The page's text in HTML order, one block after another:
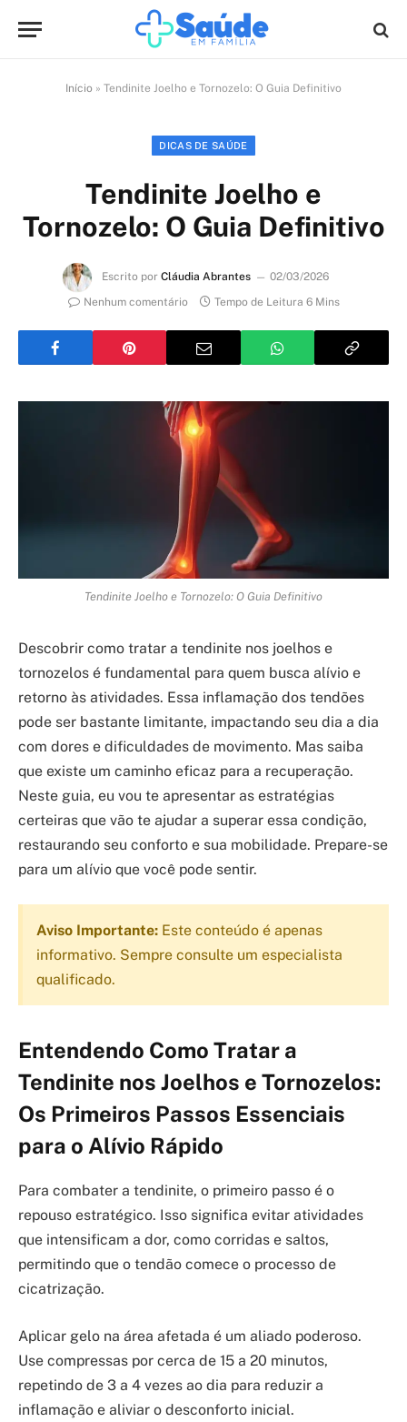
Início » Tendinite Joelho e Tornozelo: O Guia Definitivo
DICAS DE SAÚDE
Tendinite Joelho e
Tornozelo: O Guia Definitivo
Escrito por Cláudia Abrantes
02/03/2026
Nenhum comentário
Tempo de Leitura 6 Mins
Tendinite Joelho e Tornozelo: O Guia Definitivo
Descobrir como tratar a tendinite nos joelhos e
tornozelos é fundamental para quem busca alívio e
retorno às atividades. Essa inflamação dos tendões
pode ser bastante limitante, impactando seu dia a dia
com dores e dificuldades de movimento. Mas saiba
que existe um caminho eficaz para a recuperação.
Neste guia, eu vou te apresentar as estratégias
certeiras que vão te ajudar a superar essa condição,
restaurando seu conforto e sua mobilidade. Prepare-se
para um alívio que você pode sentir.
Aviso Importante: Este conteúdo é apenas
informativo. Sempre consulte um especialista
qualificado.
Entendendo Como Tratar a
Tendinite nos Joelhos e Tornozelos:
Os Primeiros Passos Essenciais
para o Alívio Rápido
Para combater a tendinite, o primeiro passo é o
repouso estratégico. Isso significa evitar atividades
que intensificam a dor, como corridas e saltos,
permitindo que o tendão comece o processo de
cicatrização.
Aplicar gelo na área afetada é um aliado poderoso.
Use compressas por cerca de 15 a 20 minutos,
repetindo de 3 a 4 vezes ao dia para reduzir a
inflamação e aliviar o desconforto inicial.